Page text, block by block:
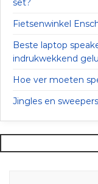
set?
Fietsenwinkel
Beste laptop
indrukwekkend
Hoe ver moeten
Jingles en